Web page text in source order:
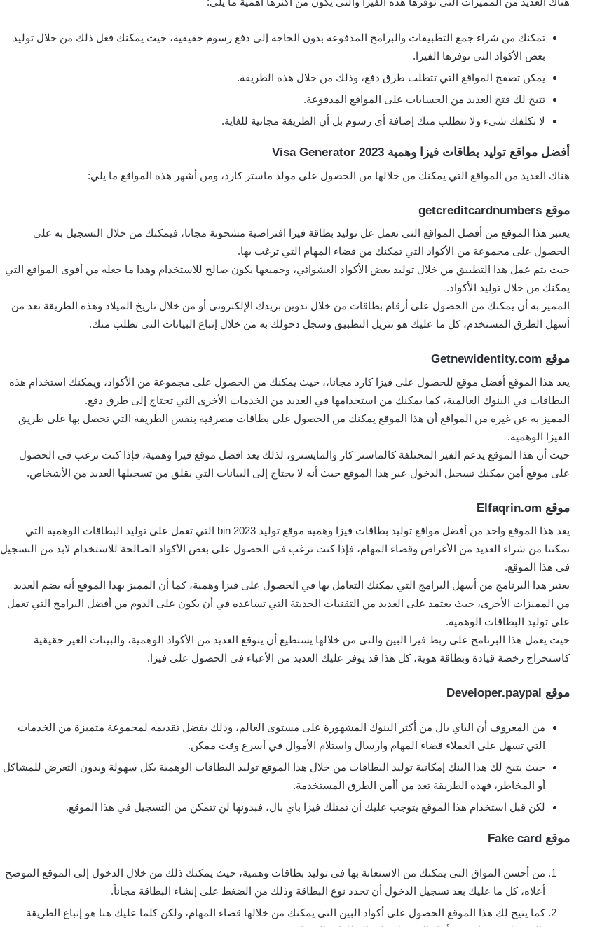
تمكنك من شراء جمع التطبيقات والبرامج المدفوعة بدون الحاجة إلى دفع رسوم حقيقية، حيث يمكنك فعل ذلك من خلال توليد
بعض الأكواد التي توفرها الفيزا.
يمكن تصفح المواقع التي تتطلب طرق دفع، وذلك من خلال هذه الطريقة.
تتيح لك فتح العديد من الحسابات على المواقع المدفوعة.
لا تكلفك شيء ولا تتطلب منك إضافة أي رسوم بل أن الطريقة مجانية للغاية.
أفضل مواقع توليد بطاقات فيزا وهمية 2023 Visa Generator
هناك العديد من المواقع التي يمكنك من خلالها من الحصول على مولد ماستر كارد، ومن أشهر هذه المواقع ما يلي:
موقع getcreditcardnumbers
يعتبر هذا الموقع من أفضل المواقع التي تعمل عل توليد بطاقة فيزا افتراضية مشحونة مجانا، فيمكنك من خلال التسجيل به على
الحصول على مجموعة من الأكواد التي تمكنك من قضاء المهام التي ترغب بها.
حيث يتم عمل هذا التطبيق من خلال توليد بعض الأكواد العشوائي، وجميعها يكون صالح للاستخدام وهذا ما جعله من أقوى المواقع التي
يمكنك من خلال توليد الأكواد.
المميز به أن يمكنك من الحصول على أرقام بطاقات من خلال تدوين بريدك الإلكتروني أو من خلال تاريخ الميلاد وهذه الطريقة تعد من
أسهل الطرق المستخدم، كل ما عليك هو تنزيل التطبيق وسجل دخولك به من خلال إتباع البيانات التي تطلب منك.
موقع Getnewidentity.com
يعد هذا الموقع أفضل موقع للحصول على فيزا كارد مجانا،، حيث يمكنك من الحصول على مجموعة من الأكواد، ويمكنك استخدام هذه
البطاقات في البنوك العالمية، كما يمكنك من استخدامها في العديد من الخدمات الأخرى التي تحتاج إلى طرق دفع.
المميز به عن غيره من المواقع أن هذا الموقع يمكنك من الحصول على بطاقات مصرفية بنفس الطريقة التي تحصل بها على طريق
الفيزا الوهمية.
حيث أن هذا الموقع يدعم الفيز المختلفة كالماستر كار والمايسترو، لذلك يعد افضل موقع فيزا وهمية، فإذا كنت ترغب في الحصول
على موقع أمن يمكنك تسجيل الدخول عبر هذا الموقع حيث أنه لا يحتاج إلى البيانات التي يقلق من تسجيلها العديد من الأشخاص.
موقع Elfaqrin.om
يعد هذا الموقع واحد من أفضل مواقع توليد بطاقات فيزا وهمية موقع توليد bin 2023 التي تعمل على توليد البطاقات الوهمية التي
تمكننا من شراء العديد من الأغراض وقضاء المهام، فإذا كنت ترغب في الحصول على بعض الأكواد الصالحة للاستخدام لابد من التسجيل
في هذا الموقع.
يعتبر هذا البرنامج من أسهل البرامج التي يمكنك التعامل بها في الحصول على فيزا وهمية، كما أن المميز بهذا الموقع أنه يضم العديد
من المميزات الأخرى، حيث يعتمد على العديد من التقنيات الحديثة التي تساعده في أن يكون على الدوم من أفضل البرامج التي تعمل
على توليد البطاقات الوهمية.
حيث يعمل هذا البرنامج على ربط فيزا البين والتي من خلالها يستطيع أن يتوقع العديد من الأكواد الوهمية، والبينات الغير حقيقية
كاستخراج رخصة قيادة وبطاقة هوية، كل هذا قد يوفر عليك العديد من الأعباء في الحصول على فيزا.
موقع Developer.paypal
من المعروف أن الباي بال من أكثر البنوك المشهورة على مستوى العالم، وذلك بفضل تقديمه لمجموعة متميزة من الخدمات
التي تسهل على العملاء قضاء المهام وارسال واستلام الأموال في أسرع وقت ممكن.
حيث يتيح لك هذا البنك إمكانية توليد البطاقات من خلال هذا الموقع توليد البطاقات الوهمية بكل سهولة وبدون التعرض للمشاكل
أو المخاطر، فهذه الطريقة تعد من أأمن الطرق المستخدمة.
لكن قبل استخدام هذا الموقع يتوجب عليك أن تمتلك فيزا باي بال، فبدونها لن تتمكن من التسجيل في هذا الموقع.
موقع Fake card
من أحسن المواق التي يمكنك من الاستعانة بها في توليد بطاقات وهمية، حيث يمكنك ذلك من خلال الدخول إلى الموقع الموضح
أعلاه، كل ما عليك بعد تسجيل الدخول أن تحدد نوع البطاقة وذلك من الضغط على إنشاء البطاقة مجاناً.
كما يتيح لك هذا الموقع الحصول على أكواد البين التي يمكنك من خلالها قضاء المهام، ولكن كلما عليك هنا هو إتباع الطريقة